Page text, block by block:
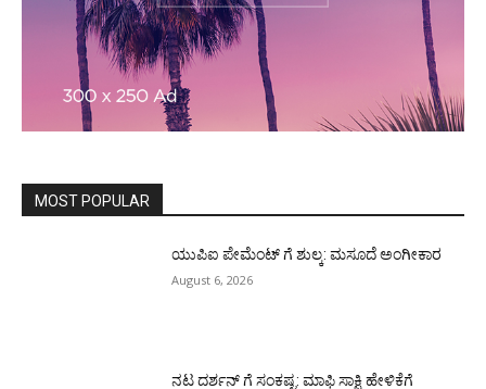
MOST POPULAR
ಯುಪಿಐ ಪೇಮೆಂಟ್ ಗೆ ಶುಲ್ಕ: ಮಸೂದೆ ಅಂಗೀಕಾರ
August 6, 2026
ನಟ ದರ್ಶನ್ ಗೆ ಸಂಕಷ್ಟ: ಮಾಫಿ ಸಾಕ್ಷಿ ಹೇಳಿಕೆಗೆ